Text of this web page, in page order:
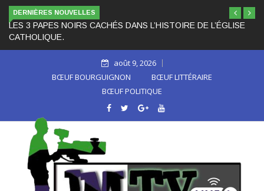
DERNIÈRES NOUVELLES
LES 3 PAPES NOIRS CACHÉS DANS L’HISTOIRE DE L’ÉGLISE
CATHOLIQUE.
août 9, 2026
BŒUF BOURGUIGNON
BŒUF LITTÉRAIRE
BŒUF POLITIQUE